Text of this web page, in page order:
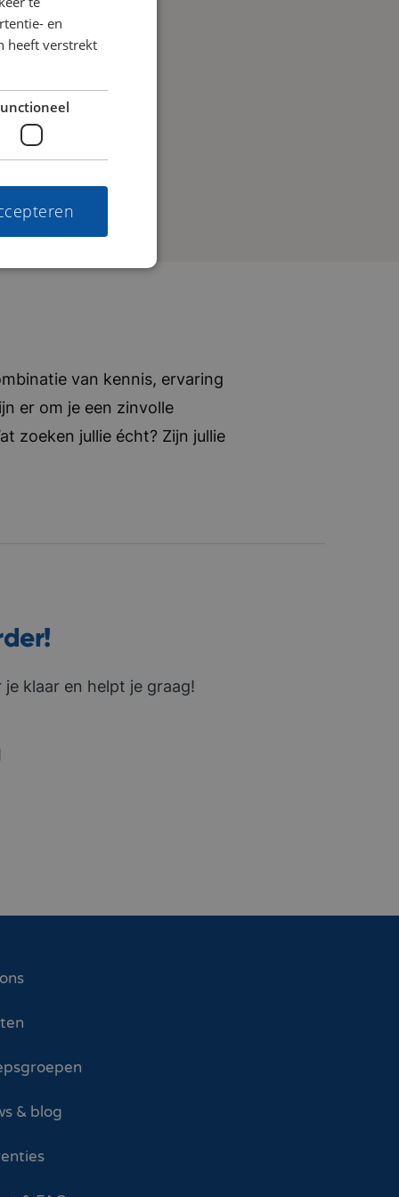
van kennis, ervaring
er om je een zinvolle
zoeken jullie écht? Zijn jullie
klaar en helpt je graag!
& blog
en
heeft verstrekt